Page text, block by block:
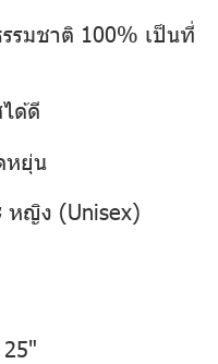
รมชาติ 100% เป็นที่
ด้ดี
หยุ่น
หญิง (Unisex)